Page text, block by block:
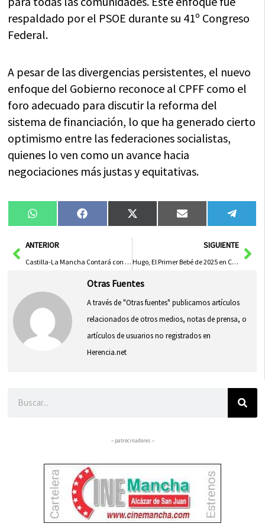
respaldado por el PSOE durante su 41º Congreso
Federal.
A pesar de las divergencias persistentes, el nuevo
enfoque del Gobierno reconoce al CPFF como el
foro adecuado para discutir la reforma del
sistema de financiación, lo que ha generado cierto
optimismo entre las federaciones socialistas,
quienes lo ven como un avance hacia
negociaciones más justas y equitativas.
Compartir
en
WhatsAppCompartir
en
FacebookCompartir
en
X
(Twitter)
Compartir
en
Email
en
AntANTERIOR
Castilla-La Mancha Contará con un Registro de Investigadores en 2025 para Potenciar la Investigación Científica
SIGUIENTE
Hugo, El Primer Bebé de 2025 en Castilla-La Mancha, Nace en Albacete Lleno de Esperanza y Alegría para Su Familia
Otras Fuentes
A través de "Otras fuentes" publicamos artículos
relacionados de otros medios, notas de prensa, o
artículos de usuarios no registrados en
Herencia.net
– patrocinadores –